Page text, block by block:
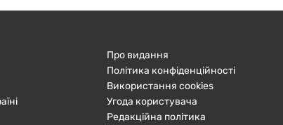
Про видання
Політика конфіденційності
Використання cookies
Угода користувача
Редакційна політика